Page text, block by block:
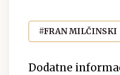
#FRAN MILČINSKI
Dodatne